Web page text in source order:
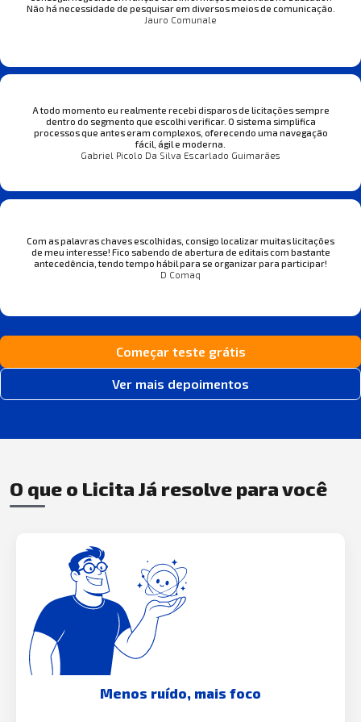
Não há necessidade de pesquisar em diversos meios de comunicação.
Jauro Comunale
A todo momento eu realmente recebi disparos de licitações sempre
dentro do segmento que escolhi verificar. O sistema simplifica
processos que antes eram complexos, oferecendo uma navegação
fácil, ágil e moderna.
Gabriel Picolo Da Silva Escarlado Guimarães
Com as palavras chaves escolhidas, consigo localizar muitas licitações
de meu interesse! Fico sabendo de abertura de editais com bastante
antecedência, tendo tempo hábil para se organizar para participar!
D Comaq
Começar teste grátis
Ver mais depoimentos
O que o Licita Já resolve para você
Menos ruído, mais foco